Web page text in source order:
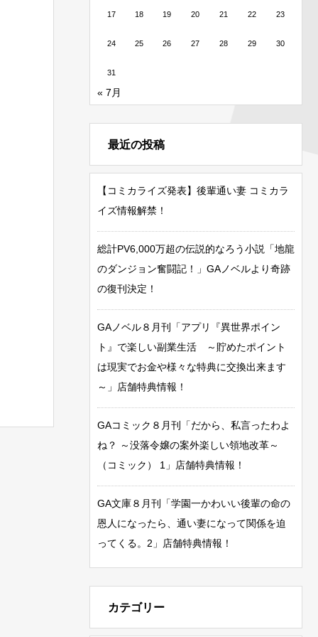
17 18 19 20 21 22 23
24 25 26 27 28 29 30
31
« 7月
最近の投稿
【コミカライズ発表】後輩通い妻 コミカラ
イズ情報解禁！
総計PV6,000万超の伝説的なろう小説「地龍
のダンジョン奮闘記！」GAノベルより奇跡
の復刊決定！
GAノベル８月刊「アプリ『異世界ポイン
ト』で楽しい副業生活 ～貯めたポイント
は現実でお金や様々な特典に交換出来ます
～」店舗特典情報！
GAコミック８月刊「だから、私言ったわよ
ね？ ～没落令嬢の案外楽しい領地改革～
（コミック） 1」店舗特典情報！
GA文庫８月刊「学園一かわいい後輩の命の
恩人になったら、通い妻になって関係を迫
ってくる。2」店舗特典情報！
カテゴリー